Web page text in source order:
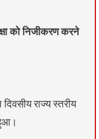
को निजीकरण करने
राज्य स्तरीय